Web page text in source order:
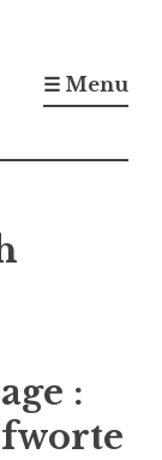
☰ Menu
: